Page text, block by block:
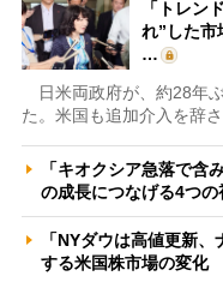
「トレン
れ”した市
…
日米両政府が、約28年
た。米国も追加介入を辞
「キオクシア急落で
の成長につなげる4つ
「NYダウは高値更新
する米国株市場の変